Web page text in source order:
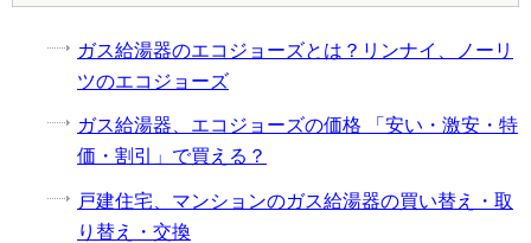
ガス給湯器のエコジョーズとは？リンナイ、ノーリ
ツのエコジョーズ
ガス給湯器、エコジョーズの価格 「安い・激安・特
価・割引」で買える？
戸建住宅、マンションのガス給湯器の買い替え・取
り替え・交換